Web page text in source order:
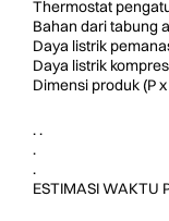
Thermostat
Bahan dari tabung
Daya listrik
Daya listrik
Dimensi produk (P
. .
.
.
ESTIMASI WAKTU